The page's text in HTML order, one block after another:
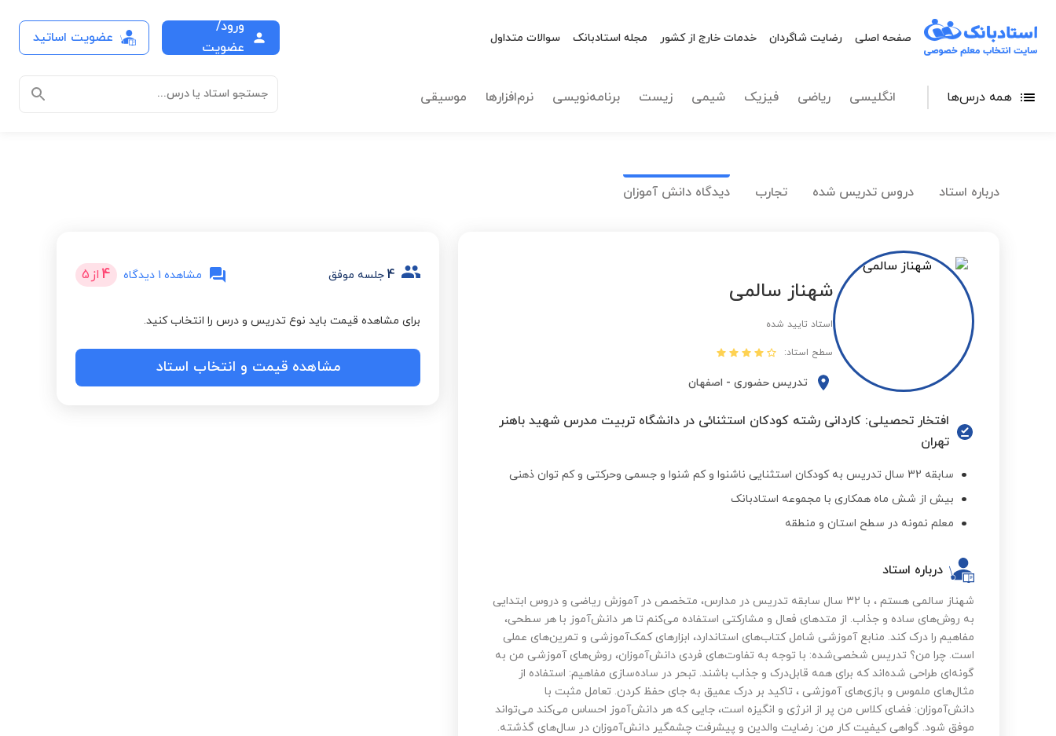
صفحه اصلی رضایت شاگردان خدمات خارج از کشور مجله استادبانک سوالات متداول
ورود/
عضویت
عضویت اساتید
همه درس‌ها انگلیسی ریاضی فیزیک شیمی زیست برنامه‌نویسی نرم‌افزارها موسیقی جستجو استاد یا درس...
درباره استاد دروس تدریس شده تجارب دیدگاه دانش آموزان
شهناز سالمی
استاد تایید شده
سطح استاد:
تدریس حضوری - اصفهان
افتخار تحصیلی: کاردانی رشته کودکان استثنائی در دانشگاه تربیت مدرس شهید باهنر
تهران
سابقه 32 سال تدریس به کودکان استثنایی ناشنوا و کم شنوا و جسمی وحرکتی و کم توان ذهنی
بیش از شش ماه همکاری با مجموعه استادبانک
معلم نمونه در سطح استان و منطقه
درباره استاد
شهناز سالمی هستم ، با 32 سال سابقه تدریس در مدارس، متخصص در آموزش ریاضی و دروس ابتدایی
به روش‌های ساده و جذاب. از متدهای فعال و مشارکتی استفاده می‌کنم تا هر دانش‌آموز با هر سطحی،
مفاهیم را درک کند. منابع آموزشی شامل کتاب‌های استاندارد، ابزارهای کمک‌آموزشی و تمرین‌های عملی
است. چرا من؟ تدریس شخصی‌شده: با توجه به تفاوت‌های فردی دانش‌آموزان، روش‌های آموزشی من به
گونه‌ای طراحی شده‌اند که برای همه قابل‌درک و جذاب باشند. تبحر در ساده‌سازی مفاهیم: استفاده از
مثال‌های ملموس و بازی‌های آموزشی ، تاکید بر درک عمیق به جای حفظ کردن. تعامل مثبت با
دانش‌آموزان: فضای کلاس من پر از انرژی و انگیزه است، جایی که هر دانش‌آموز احساس می‌کند می‌تواند
موفق شود. گواهی کیفیت کار من: رضایت والدین و پیشرفت چشمگیر دانش‌آموزان در سال‌های گذشته.
4 جلسه موفق مشاهده 1 دیدگاه 4 از 5
برای مشاهده قیمت باید نوع تدریس و درس را انتخاب کنید.
مشاهده قیمت و انتخاب استاد